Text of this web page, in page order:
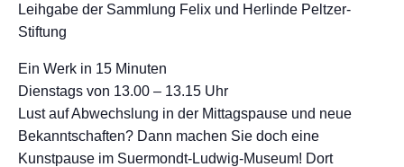
Leihgabe der Sammlung Felix und Herlinde Peltzer-
Stiftung
Ein Werk in 15 Minuten
Dienstags von 13.00 – 13.15 Uhr
Lust auf Abwechslung in der Mittagspause und neue
Bekanntschaften? Dann machen Sie doch eine
Kunstpause im Suermondt-Ludwig-Museum! Dort